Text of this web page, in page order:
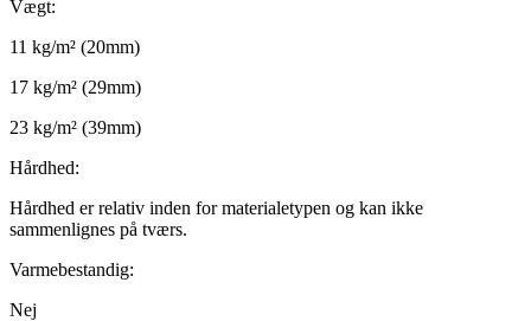
Vægt:
11 kg/m² (20mm)
17 kg/m² (29mm)
23 kg/m² (39mm)
Hårdhed:
Hårdhed er relativ inden for materialetypen og kan ikke
sammenlignes på tværs.
Varmebestandig:
Nej